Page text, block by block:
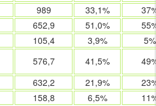
989 33,1%
652,9 51,0%
105,4 3,9%
5%
576,7 41,5%
632,2 21,9%
158,8 6,5%